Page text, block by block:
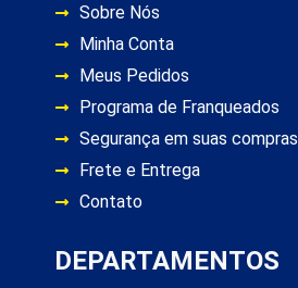
Sobre Nós
Minha Conta
Meus Pedidos
Programa de Franqueados
Segurança em suas compras
Frete e Entrega
Contato
DEPARTAMENTOS